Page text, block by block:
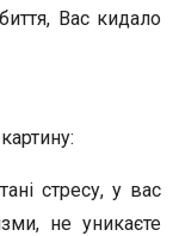
Вас кидало
стресу, у вас
не уникаєте